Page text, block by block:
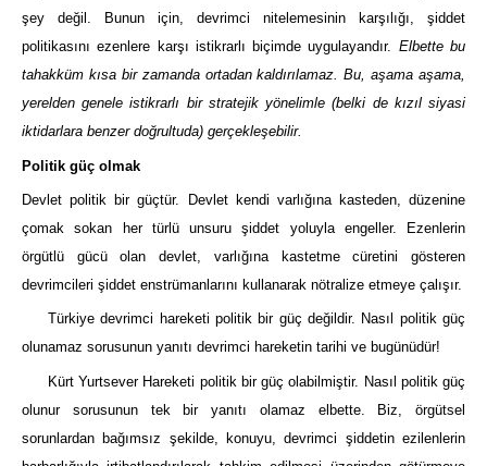
şey değil. Bunun için, devrimci nitelemesinin karşılığı, şiddet
politikasını ezenlere karşı istikrarlı biçimde uygulayandır. Elbette bu
tahakküm kısa bir zamanda ortadan kaldırılamaz. Bu, aşama aşama,
yerelden genele istikrarlı bir stratejik yönelimle (belki de kızıl siyasi
iktidarlara benzer doğrultuda) gerçekleşebilir.
Politik güç olmak
Devlet politik bir güçtür. Devlet kendi varlığına kasteden, düzenine
çomak sokan her türlü unsuru şiddet yoluyla engeller. Ezenlerin
örgütlü gücü olan devlet, varlığına kastetme cüretini gösteren
devrimcileri şiddet enstrümanlarını kullanarak nötralize etmeye çalışır.
Türkiye devrimci hareketi politik bir güç değildir. Nasıl politik güç
olunamaz sorusunun yanıtı devrimci hareketin tarihi ve bugünüdür!
Kürt Yurtsever Hareketi politik bir güç olabilmiştir. Nasıl politik güç
olunur sorusunun tek bir yanıtı olamaz elbette. Biz, örgütsel
sorunlardan bağımsız şekilde, konuyu, devrimci şiddetin ezilenlerin